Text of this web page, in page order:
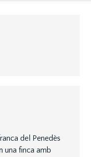
del Penedès
una finca amb